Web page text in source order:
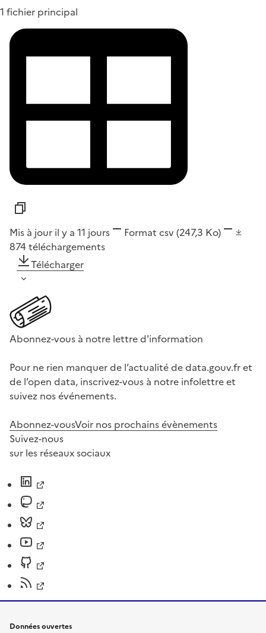
1 fichier principal
Mis à jour il y a 11 jours Format csv(247,3 Ko)
874 téléchargements
Télécharger
Abonnez-vous à notre lettre d'information
Pour ne rien manquer de l’actualité de data.gouv.fr et
de l’open data, inscrivez-vous à notre infolettre et
suivez nos événements.
Abonnez-vousVoir nos prochains évènements
Suivez-nous
sur les réseaux sociaux
Données ouvertes